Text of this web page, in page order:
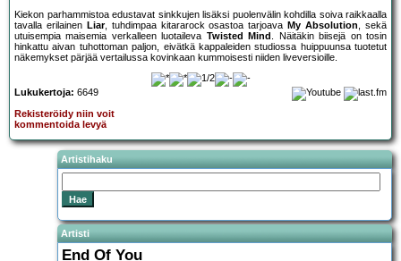
Kiekon parhammistoa edustavat sinkkujen lisäksi puolenvälin kohdilla soiva raikkaalla
tavalla erilainen Liar, tuhdimpaa kitararock osastoa tarjoava My Absolution, sekä
utuisempia maisemia verkalleen luotaileva Twisted Mind . Näitäkin biisejä on tosin
hinkattu aivan tuhottoman paljon, eivätkä kappaleiden studiossa huippuunsa tuotetut
näkemykset pärjää vertailussa kovinkaan kummoisesti niiden liveversioille.
Lukukertoja: 6649
Rekisteröidy niin voit
kommentoida levyä
Artistihaku
Artisti
End Of You